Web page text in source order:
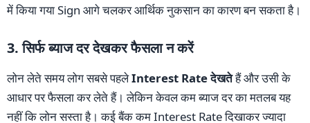
में किया गया Sign आगे चलकर आर्थिक नुकसान का कारण बन सकता है।
3. सिर्फ ब्याज दर देखकर फैसला न करें
लोन लेते समय लोग सबसे पहलेInterest Rate देखतेहैं और उसी के
आधार पर फैसला कर लेते हैं। लेकिन केवल कम ब्याज दर का मतलब यह
नहीं कि लोन सस्ता है। कई बैंक कम Interest Rate दिखाकर ज्यादा